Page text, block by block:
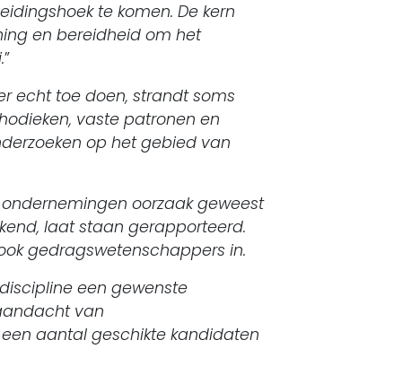
te komen. De kern
en bereidheid om het
”
echt toe doen, strandt soms
vaste patronen en
op het gebied van
oorzaak geweest
laat staan gerapporteerd.
gedragswetenschappers in.
een gewenste
van
aantal geschikte kandidaten